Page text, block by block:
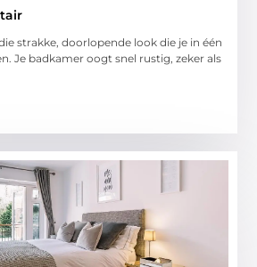
strakke, doorlopende look die je in één
Je badkamer oogt snel rustig, zeker als